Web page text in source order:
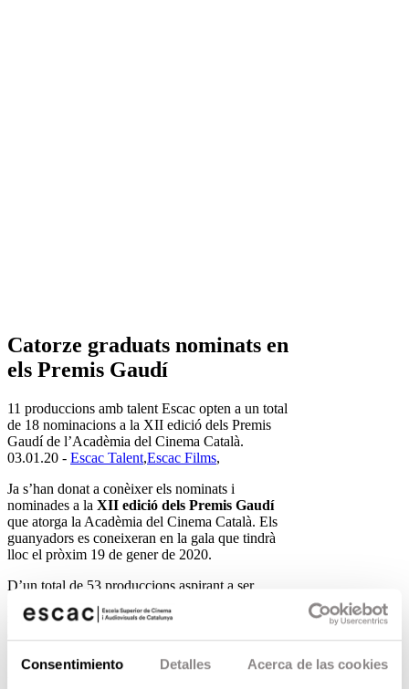
Consentimiento Detalles Acerca de las cookies
Catorze graduats nominats en
els Premis Gaudí
11 produccions amb talent Escac opten a un total
de 18 nominacions a la XII edició dels Premis
Gaudí de l’Acadèmia del Cinema Català.
03.01.20 - Escac Talent,Escac Films,
Ja s’han donat a conèixer els nominats i
nominades a la XII edició dels Premis Gaudí
que atorga la Acadèmia del Cinema Català. Els
guanyadors es coneixeran en la gala que tindrà
lloc el pròxim 19 de gener de 2020.
D’un total de 53 produccions aspirant a ser
nominades en 21 categories, han obtingut
nominació14 graduats repartits en un total